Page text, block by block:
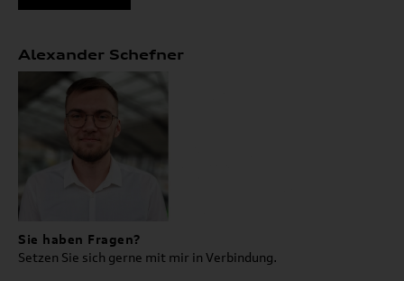
Alexander Schefner
Sie haben Fragen?
Setzen Sie sich gerne mit mir in Verbindung.